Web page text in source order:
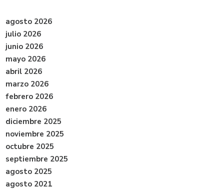
agosto 2026
julio 2026
junio 2026
mayo 2026
abril 2026
marzo 2026
febrero 2026
enero 2026
diciembre 2025
noviembre 2025
octubre 2025
septiembre 2025
agosto 2025
agosto 2021